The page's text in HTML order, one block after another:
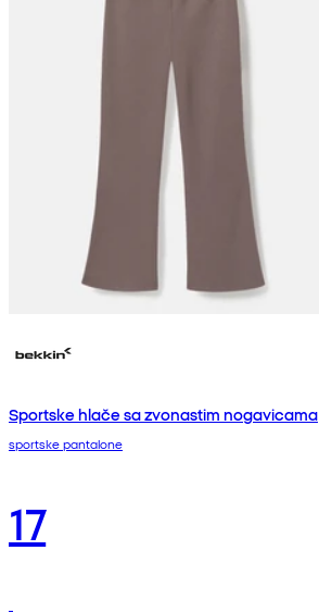
Sportske hlače sa zvonastim nogavicama
sportske pantalone
17